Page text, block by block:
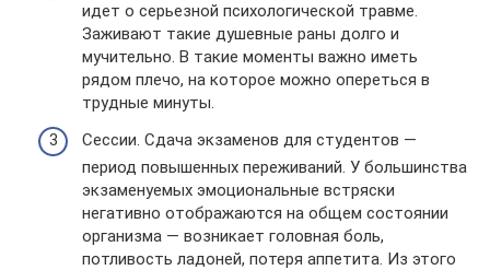
идет о серьезной психологической травме.
Заживают такие душевные раны долго и
мучительно. В такие моменты важно иметь
рядом плечо, на которое можно опереться в
трудные минуты.
Сессии. Сдача экзаменов для студентов —
период повышенных переживаний. У большинства
экзаменуемых эмоциональные встряски
негативно отображаются на общем состоянии
организма — возникает головная боль,
потливость ладоней, потеря аппетита. Из этого